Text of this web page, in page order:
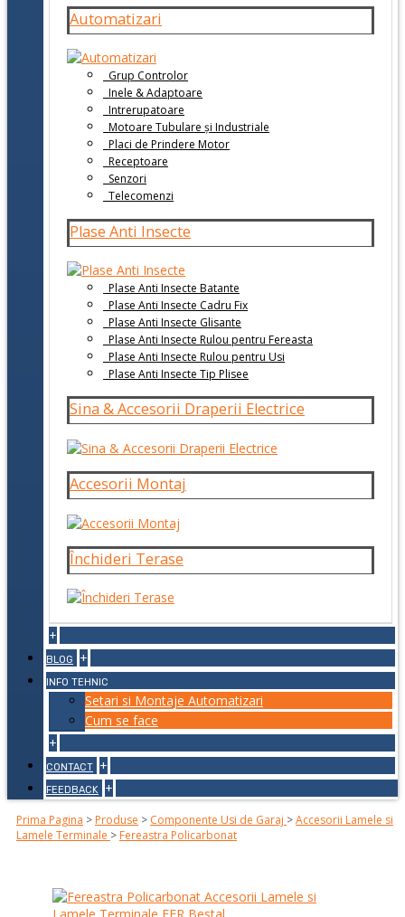
Automatizari
Grup Controlor
Inele & Adaptoare
Intrerupatoare
Motoare Tubulare și Industriale
Placi de Prindere Motor
Receptoare
Senzori
Telecomenzi
Plase Anti Insecte
Plase Anti Insecte Batante
Plase Anti Insecte Cadru Fix
Plase Anti Insecte Glisante
Plase Anti Insecte Rulou pentru Fereasta
Plase Anti Insecte Rulou pentru Usi
Plase Anti Insecte Tip Plisee
Sina & Accesorii Draperii Electrice
Accesorii Montaj
Închideri Terase
+
BLOG +
INFO TEHNIC
Setari si Montaje Automatizari
Cum se face
+
CONTACT +
FEEDBACK +
Prima Pagina > Produse > Componente Usi de Garaj >Accesorii Lamele si
Lamele Terminale > Fereastra Policarbonat